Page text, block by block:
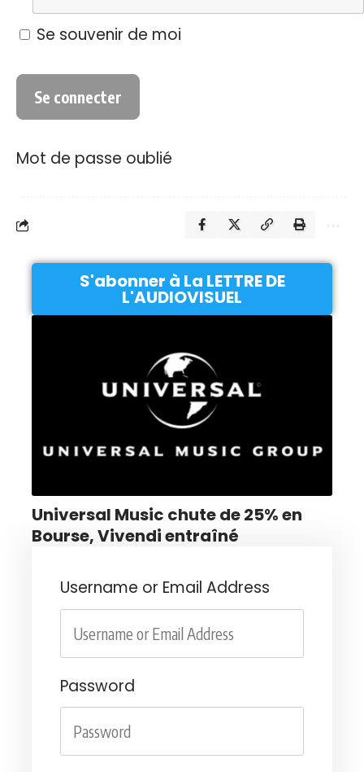
Se souvenir de moi
Mot de passe oublié
S'abonner à La LETTRE DE
L'AUDIOVISUEL
Universal Music chute de 25% en
Bourse, Vivendi entraîné
Username or Email Address
Password